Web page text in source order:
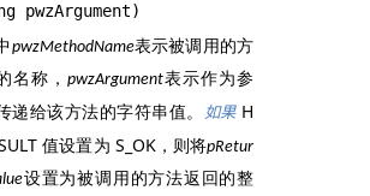
pwzArgument)
pwzMethodName表示被调用的方
名称，pwzArgument表示作为参
递给该方法的字符串值。
如果H
值设置为 S_OK，则将pRetur
设置为被调用的方法返回的整